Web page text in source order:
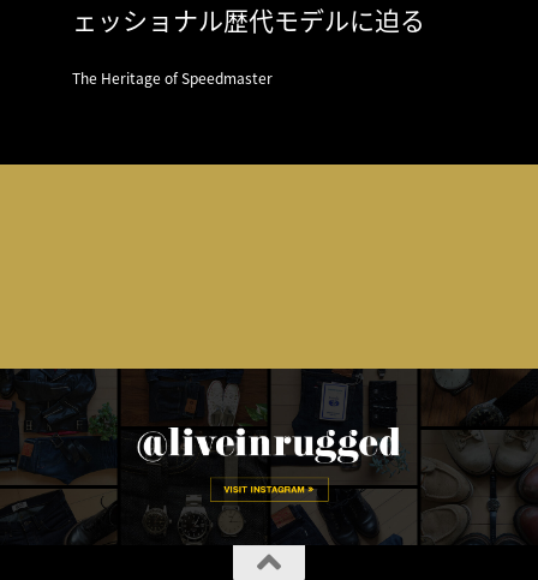
ェッショナル歴代モデルに迫る
The Heritage of Speedmaster